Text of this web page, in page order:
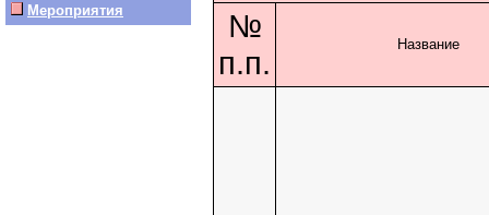
Мероприятия
№
п.п.
Название